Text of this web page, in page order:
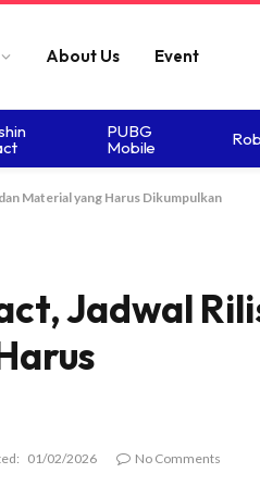
About Us Event
PUBG
Mobile
Material yang Harus Dikumpulkan
Jadwal
01/02/2026
No Comments